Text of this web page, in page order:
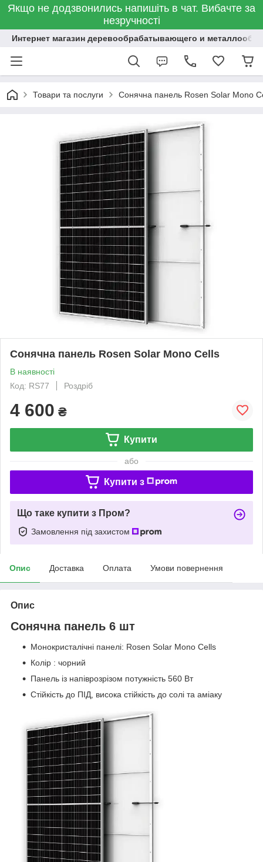
Якщо не додзвонились напишіть в чат. Вибачте за
незручності
Интернет магазин деревообрабатывающего и
Товари та послуги Сонячна панель Rosen Solar Mono
Сонячна панель Rosen Solar Mono Cells
В наявності
Код: RS77
Роздріб
4 600 ₴
Купити
або
Купити з
Що таке купити з Пром?
Замовлення під захистом
Опис Доставка Оплата Умови повернення
Опис
Сонячна панель 6 шт
Монокристалічні панелі: Rosen Solar Mono Cells
Колір : чорний
Панель із напіврозрізом потужність 560 Вт
Стійкість до ПІД, висока стійкість до солі та аміаку